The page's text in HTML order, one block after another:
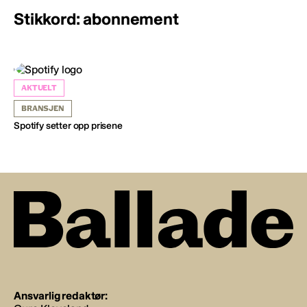
Stikkord: abonnement
AKTUELT
BRANSJEN
Spotify setter opp prisene
Ansvarlig redaktør: